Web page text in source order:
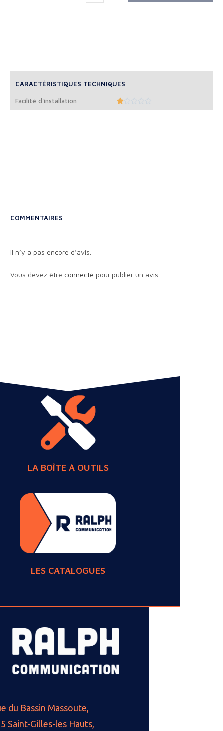
CARACTÉRISTIQUES TECHNIQUES
Facilité d'installation 
COMMENTAIRES
Il n’y a pas encore d’avis.
Vous devez être connecté pour publier un avis.
LA BOÎTE À OUTILS
LES CATALOGUES
du Bassin Massoute,
Saint-Gilles-les Hauts,